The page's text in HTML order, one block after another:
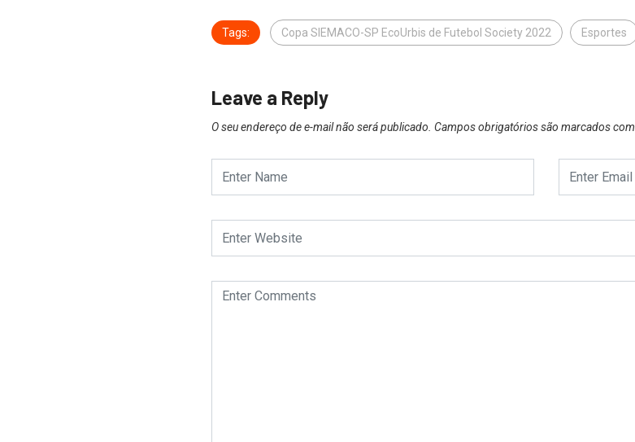
Tags: Copa SIEMACO-SP EcoUrbis de Futebol Society 2022 Esportes
Leave a Reply
O seu endereço de e-mail não será publicado. Campos obrigatórios são marcados com